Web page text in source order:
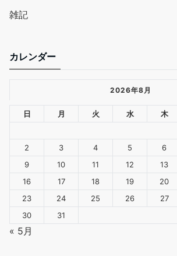
雑記
カレンダー
2026年8月
日 月 火 水 木
2
3 4 5 6
9
10 11 12 13
16
17 18 19 20
23
24 25 26 27
30
31
« 5月